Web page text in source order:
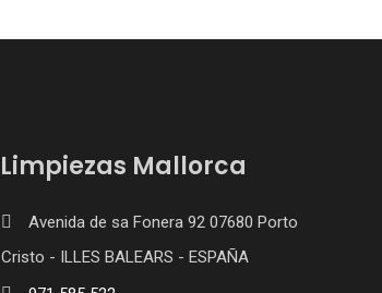
Limpiezas Mallorca
Avenida de sa Fonera 92 07680 Porto
Cristo - ILLES BALEARS - ESPAÑA